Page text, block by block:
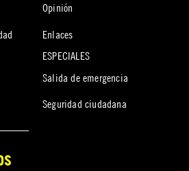
Opinión
Enlaces
ESPECIALES
Salida de emergencia
Seguridad ciudadana